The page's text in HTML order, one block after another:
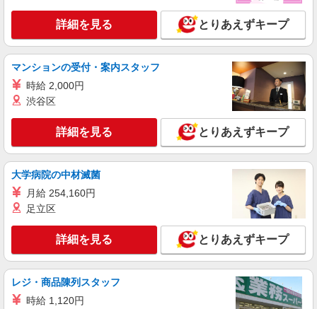
詳細を見る とりあえずキープ
マンションの受付・案内スタッフ
時給 2,000円
渋谷区
詳細を見る とりあえずキープ
大学病院の中材滅菌
月給 254,160円
足立区
詳細を見る とりあえずキープ
レジ・商品陳列スタッフ
時給 1,120円